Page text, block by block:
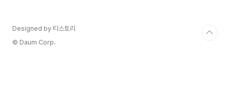
Designed by 티스토리
© Daum Corp.